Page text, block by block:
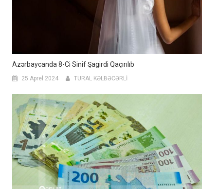
Azərbaycanda 8-Ci Sinif Şagirdi Qaçırılıb
25 Aprel 2024 TURAL KƏLBƏCƏRLİ